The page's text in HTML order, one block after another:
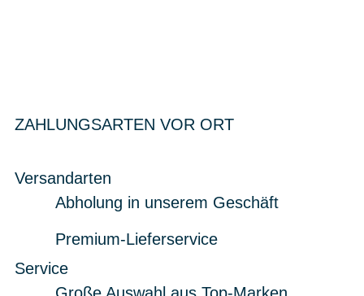
ZAHLUNGSARTEN VOR ORT
Versandarten
Abholung in unserem Geschäft
Premium-Lieferservice
Service